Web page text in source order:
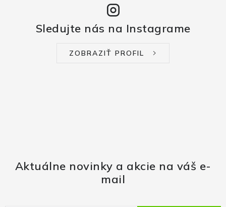
Sledujte nás na Instagrame
ZOBRAZIŤ PROFIL
Aktuálne novinky a akcie na váš e-
mail